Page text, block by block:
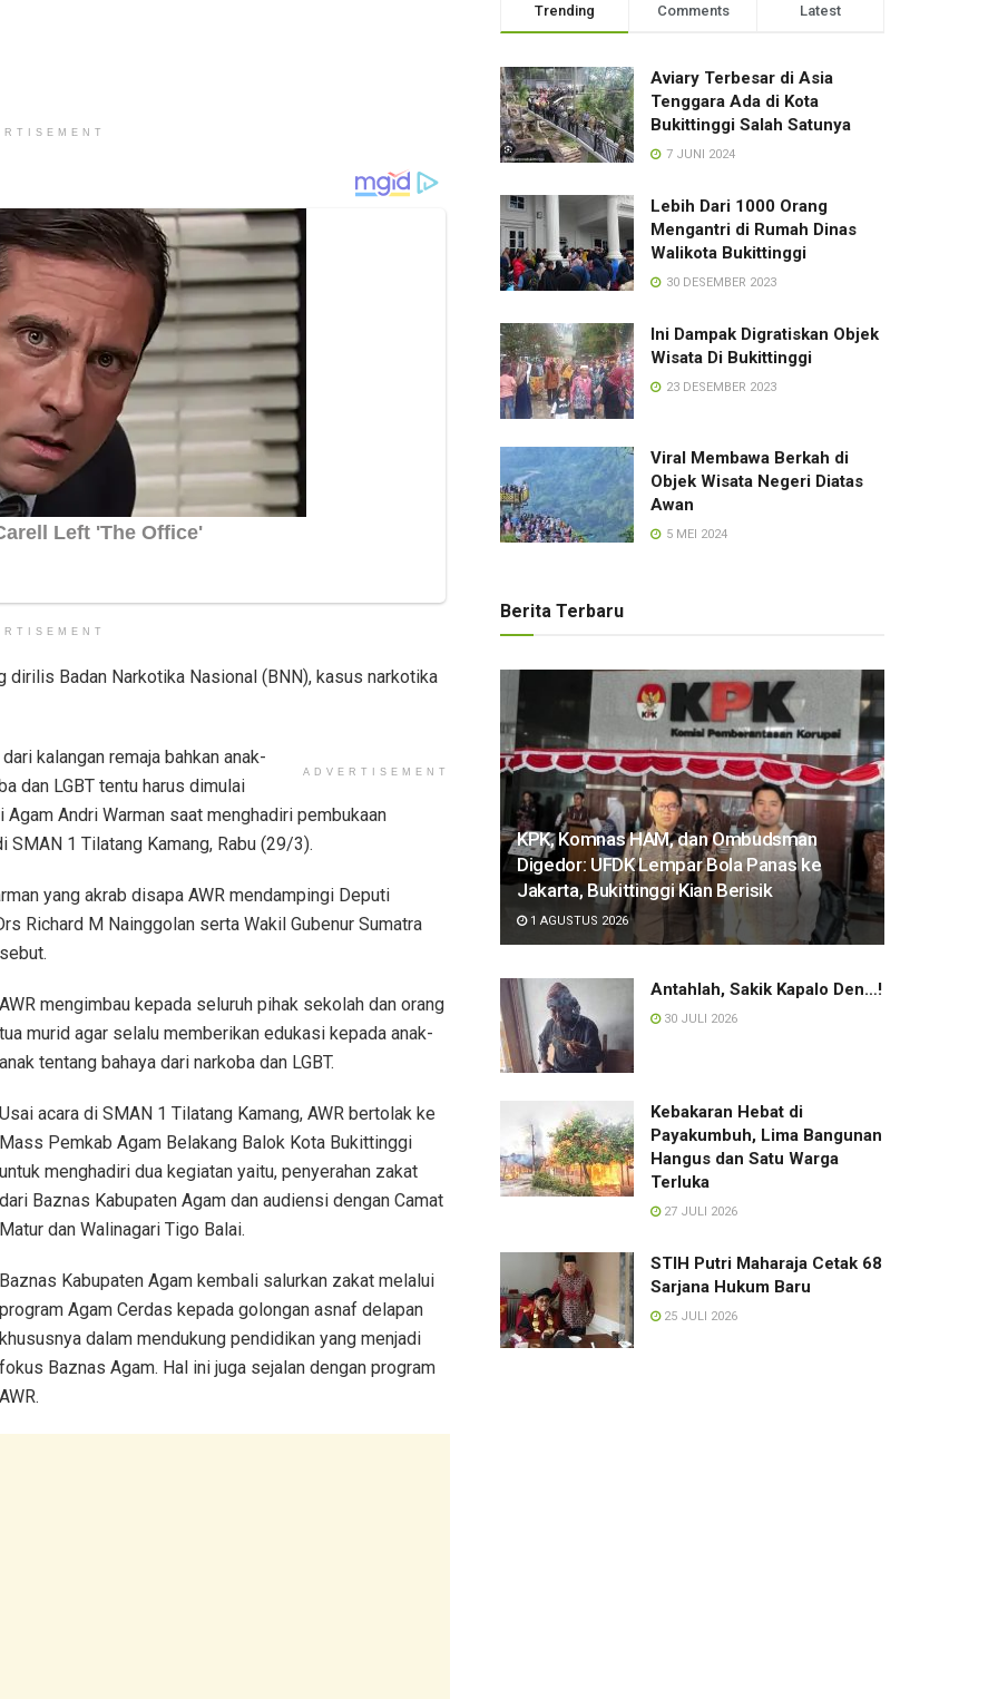
dirilis Badan Narkotika Nasional (BNN), kasus narkotika
ADVERTISEMENT
kalangan remaja bahkan anak-
dan LGBT tentu harus dimulai
Andri Warman saat menghadiri pembukaan
SMAN 1 Tilatang Kamang, Rabu (29/3).
yang akrab disapa AWR mendampingi Deputi
Richard M Nainggolan serta Wakil Gubenur Sumatra
AWR mengimbau kepada seluruh pihak sekolah dan orang
tua murid agar selalu memberikan edukasi kepada anak-
anak tentang bahaya dari narkoba dan LGBT.
Usai acara di SMAN 1 Tilatang Kamang, AWR bertolak ke
Mass Pemkab Agam Belakang Balok Kota Bukittinggi
untuk menghadiri dua kegiatan yaitu, penyerahan zakat
dari Baznas Kabupaten Agam dan audiensi dengan Camat
Matur dan Walinagari Tigo Balai.
Baznas Kabupaten Agam kembali salurkan zakat melalui
program Agam Cerdas kepada golongan asnaf delapan
khususnya dalam mendukung pendidikan yang menjadi
fokus Baznas Agam. Hal ini juga sejalan dengan program
AWR.
Trending Comments Latest
Aviary Terbesar di Asia
Tenggara Ada di Kota
Bukittinggi Salah Satunya
7 JUNI 2024
Lebih Dari 1000 Orang
Mengantri di Rumah Dinas
Walikota Bukittinggi
30 DESEMBER 2023
Ini Dampak Digratiskan Objek
Wisata Di Bukittinggi
23 DESEMBER 2023
Viral Membawa Berkah di
Objek Wisata Negeri Diatas
Awan
5 MEI 2024
Berita Terbaru
KPK, Komnas HAM, dan Ombudsman
Digedor: UFDK Lempar Bola Panas ke
Jakarta, Bukittinggi Kian Berisik
1 AGUSTUS 2026
Antahlah, Sakik Kapalo Den…!
30 JULI 2026
Kebakaran Hebat di
Payakumbuh, Lima Bangunan
Hangus dan Satu Warga
Terluka
27 JULI 2026
STIH Putri Maharaja Cetak 68
Sarjana Hukum Baru
25 JULI 2026